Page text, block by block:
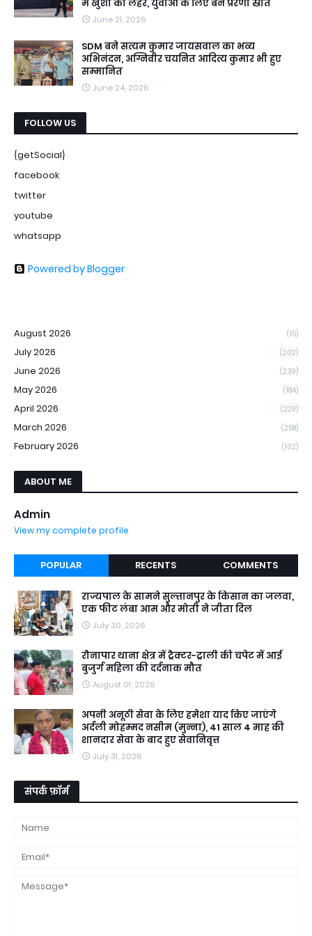
में खुशी की लहर, युवाओं के लिए बने प्रेरणा स्रोत
June 21, 2026
SDM बने सत्यम कुमार जायसवाल का भव्य
अभिनंदन, अग्निवीर चयनित आदित्य कुमार भी हुए
सम्मानित
June 24, 2026
FOLLOW US
{getSocial}
facebook
twitter
youtube
whatsapp
Powered by Blogger
August 2026 (15)
July 2026 (202)
June 2026 (239)
May 2026 (184)
April 2026 (229)
March 2026 (258)
February 2026 (102)
ABOUT ME
Admin
View my complete profile
POPULAR RECENTS COMMENTS
राज्यपाल के सामने सुल्तानपुर के किसान का जलवा,
एक फीट लंबा आम और मोती ने जीता दिल
July 30, 2026
रौनापार थाना क्षेत्र में ट्रैक्टर-ट्राली की चपेट में आई
बुजुर्ग महिला की दर्दनाक मौत
August 01, 2026
अपनी अनूठी सेवा के लिए हमेशा याद किए जाएंगे
अर्दली मोहम्मद नसीम (मुन्ना), 41 साल 4 माह की
शानदार सेवा के बाद हुए सेवानिवृत्त
July 31, 2026
संपर्क फ़ॉर्म